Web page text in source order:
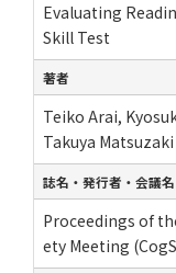
Evaluating
Skill Test
著者
Teiko Arai,
Takuya Matsuzaki
誌名・発行者・会議名
Proceedings of
ety Meeting